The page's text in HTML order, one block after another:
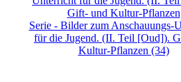
Serie - Bilder zum Anschauungs-
für die Jugend. (II. Teil [Oud]).
Kultur-Pflanzen (34)